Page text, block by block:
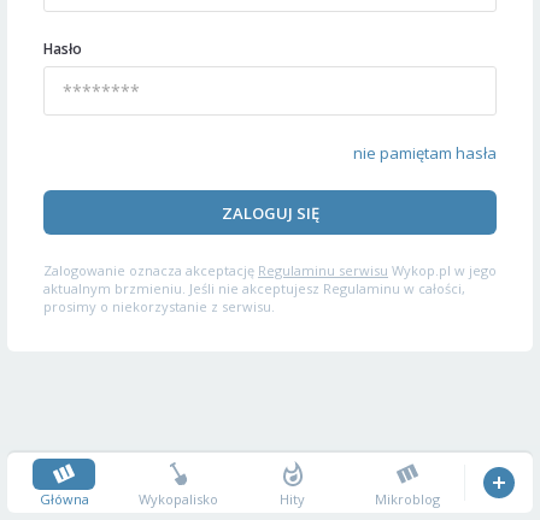
Hasło
nie pamiętam hasła
ZALOGUJ SIĘ
Zalogowanie oznacza akceptację Regulaminu serwisu Wykop.pl w jego
aktualnym brzmieniu. Jeśli nie akceptujesz Regulaminu w całości,
prosimy o niekorzystanie z serwisu.
Główna Wykopalisko Hity Mikroblog